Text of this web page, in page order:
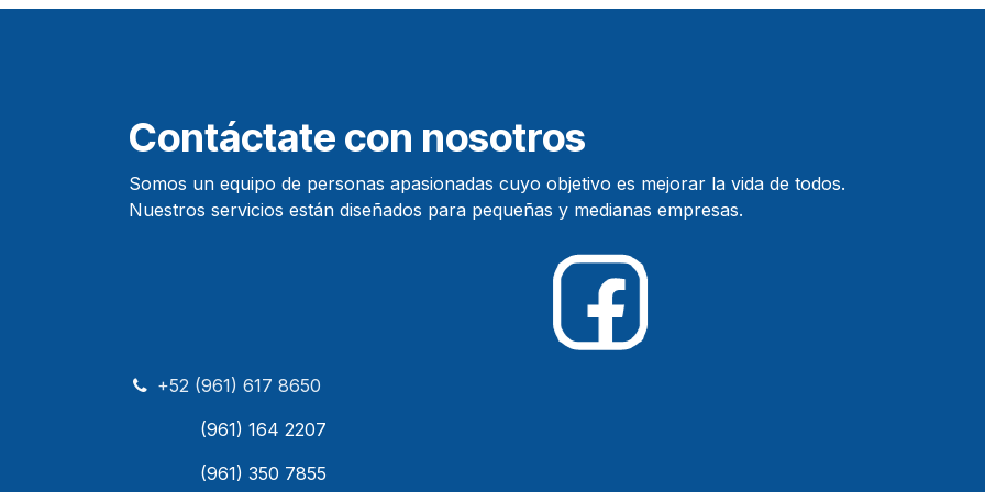
Contáctate con nosotros
Somos un equipo de personas apasionadas cuyo objetivo es mejorar la vida de todos.
Nuestros servicios están diseñados para pequeñas
+52 (961) 617 8650
(961) 164 2207
(961) 350 7855